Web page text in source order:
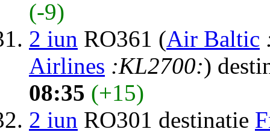
(-9)
2 iun RO361 (Air Baltic
Airlines :KL2700:)
08:35 (+15)
2 iun RO301 destinatie